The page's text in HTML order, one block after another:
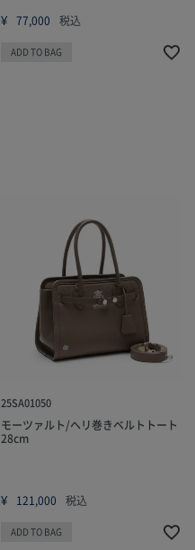
¥ 77,000 税込
ADD TO BAG
25SA01050
モーツァルト/ヘリ巻きベルトトート
28cm
¥ 121,000 税込
ADD TO BAG